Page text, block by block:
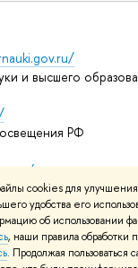
cookies для улучшения
удобства его
об использовании
, наши правила обработки
. Продолжая пользоваться
и высшего
РФ
mooc
онлайн-курсы
Адреса и контакты